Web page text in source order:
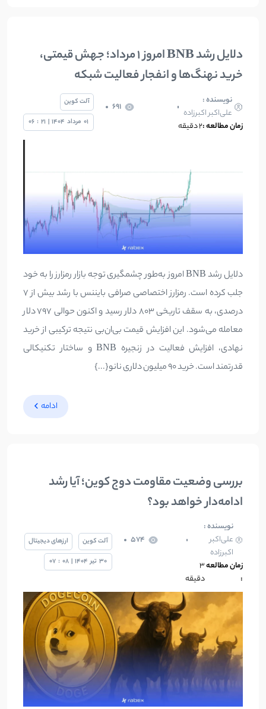
دلایل رشد BNB امروز 1 مرداد؛ جهش قیمتی،
خرید نهنگ‌ها و انفجار فعالیت شبکه
نویسنده :
علی‌اکبر اکبرزاده
691
زمان مطالعه :2 دقیقه
آلت کوین
01 مرداد 1404
|
21
:
06
دلایل رشد BNB امروز به‌طور چشمگیری توجه بازار رمزارز را به خود
جلب کرده است. رمزارز اختصاصی صرافی بایننس با رشد بیش از ۷
درصدی، به سقف تاریخی ۸۰۳ دلار رسید و اکنون حوالی ۷۹۷ دلار
معامله می‌شود. این افزایش قیمت بی‌ان‌بی نتیجه ترکیبی از خرید
نهادی، افزایش فعالیت در زنجیره BNB و ساختار تکنیکالی
قدرتمند است. خرید ۹۰ میلیون دلاری نانو{...}
ادامه
بررسی وضعیت مقاومت دوج کوین؛ آیا رشد
ادامه‌دار خواهد بود؟
نویسنده :
علی‌اکبر
اکبرزاده
574
زمان مطالعه
:
3
دقیقه
آلت کوین
ارزهای دیجیتال
30 تیر 1404
|
08
:
07